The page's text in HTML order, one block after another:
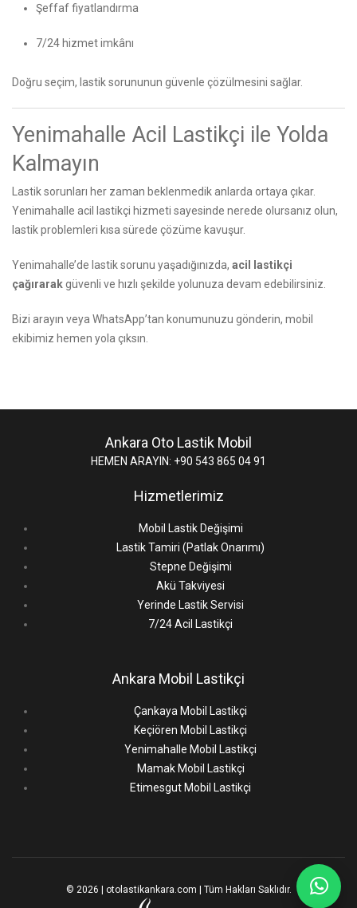
Şeffaf fiyatlandırma
7/24 hizmet imkânı
Doğru seçim, lastik sorununun güvenle çözülmesini sağlar.
Yenimahalle Acil Lastikçi ile Yolda
Kalmayın
Lastik sorunları her zaman beklenmedik anlarda ortaya çıkar.
Yenimahalle acil lastikçi hizmeti sayesinde nerede olursanız olun,
lastik problemleri kısa sürede çözüme kavuşur.
Yenimahalle’de lastik sorunu yaşadığınızda, acil lastikçi
çağırarakgüvenli ve hızlı şekilde yolunuza devam edebilirsiniz.
Bizi arayın veya WhatsApp’tan konumunuzu gönderin, mobil
ekibimiz hemen yola çıksın.
Ankara Oto Lastik Mobil
HEMEN ARAYIN: +90 543 865 04 91
Hizmetlerimiz
Mobil Lastik Değişimi
Lastik Tamiri (Patlak Onarımı)
Stepne Değişimi
Akü Takviyesi
Yerinde Lastik Servisi
7/24 Acil Lastikçi
Ankara Mobil Lastikçi
Çankaya Mobil Lastikçi
Keçiören Mobil Lastikçi
Yenimahalle Mobil Lastikçi
Mamak Mobil Lastikçi
Etimesgut Mobil Lastikçi
© 2026 | otolastikankara.com | Tüm Hakları Saklıdır.